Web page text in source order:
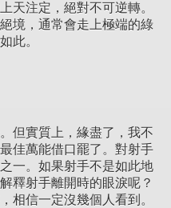
天注定，絕對不可逆轉。
境，通常會走上極端的綠
此。
但實質上，緣盡了，我不
佳萬能借口罷了。對射手
一。如果射手不是如此地
釋射手離開時的眼淚呢？
相信一定沒幾個人看到。